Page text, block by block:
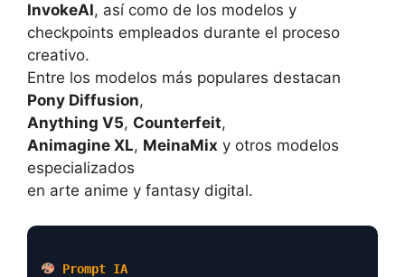
InvokeAI, así como de los modelos y
checkpoints empleados durante el proceso
creativo.
Entre los modelos más populares destacan
Pony Diffusion,
Anything V5, Counterfeit,
Animagine XL, MeinaMix y otros modelos
especializados
en arte anime y fantasy digital.
Prompt IA